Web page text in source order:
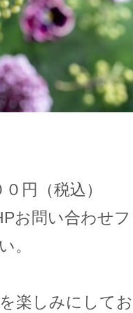
円（税込）
お問い合わせ
。
楽しみにして